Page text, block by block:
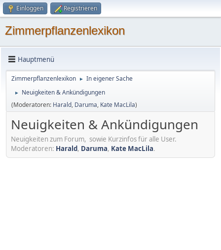
Einloggen Registrieren
Zimmerpflanzenlexikon
Hauptmenü
Zimmerpflanzenlexikon ► In eigener Sache
►
Neuigkeiten & Ankündigungen
(Moderatoren: Harald, Daruma, Kate MacLila)
Neuigkeiten & Ankündigungen
Neuigkeiten zum Forum, sowie Kurzinfos für alle User.
Moderatoren: Harald, Daruma, Kate MacLila.